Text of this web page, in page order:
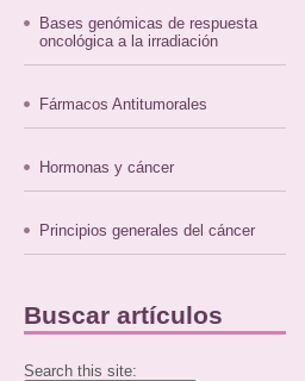
Bases genómicas de respuesta
oncológica a la irradiación
Fármacos Antitumorales
Hormonas y cáncer
Principios generales del cáncer
Buscar artículos
Search this site: